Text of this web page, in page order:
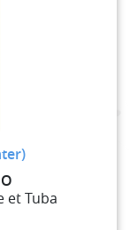
et Tuba